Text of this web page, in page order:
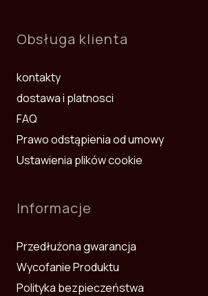
Obsługa klienta
kontakty
dostawa i platnosci
FAQ
Prawo odstąpienia od umowy
Ustawienia plików cookie
Informacje
Przedłużona gwarancja
Wycofanie Produktu
Polityka bezpieczeństwa